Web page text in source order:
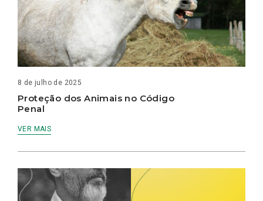
8 de julho de 2025
Proteção dos Animais no Código
Penal
VER MAIS